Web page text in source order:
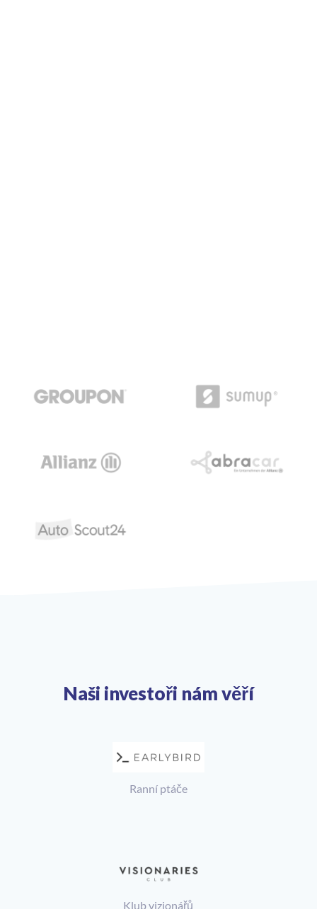
Naši investoři nám věří
Ranní ptáče
Klub vizionářů